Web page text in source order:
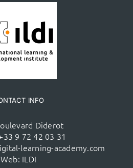
INFO
Diderot
9 72 42 03 31
learning-academy.com
Web: ILDI